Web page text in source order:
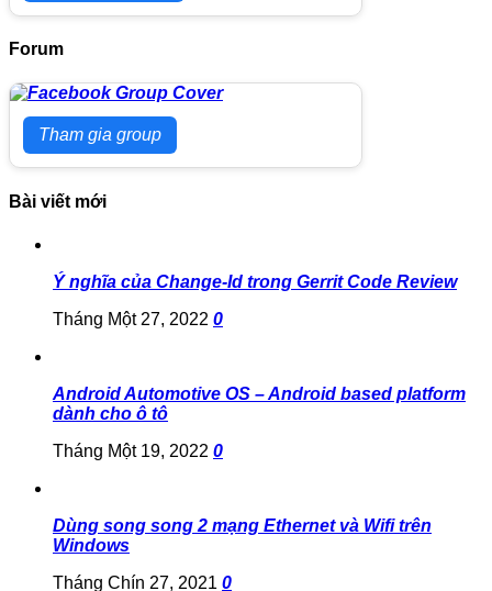
Forum
Tham gia group
Bài viết mới
Ý nghĩa của Change-Id trong Gerrit Code Review
Tháng Một 27, 2022 0
Android Automotive OS – Android based platform
dành cho ô tô
Tháng Một 19, 2022 0
Dùng song song 2 mạng Ethernet và Wifi trên
Windows
Tháng Chín 27, 2021 0